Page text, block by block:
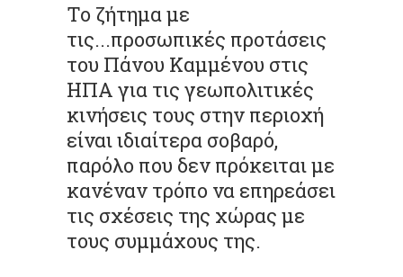
Το ζήτημα με
τις...προσωπικές προτάσεις
του Πάνου Καμμένου στις
ΗΠΑ για τις γεωπολιτικές
κινήσεις τους στην περιοχή
είναι ιδιαίτερα σοβαρό,
παρόλο που δεν πρόκειται με
κανέναν τρόπο να επηρεάσει
τις σχέσεις της χώρας με
τους συμμάχους της.